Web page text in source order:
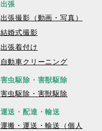
出張
出張撮影（動画・写真）
結婚式撮影
出張着付け
自動車クリーニング
害虫駆除・害獣駆除
害虫駆除・害獣駆除
運送・配達・輸送
運搬・運送・輸送（個人